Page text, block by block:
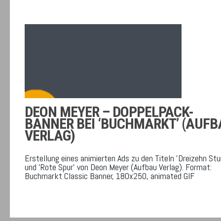
DEON MEYER – DOPPELPACK-
BANNER BEI ‘BUCHMARKT’
VERLAG)
Erstellung eines animierten Ads zu den Titeln 'Dreizehn
und 'Rote Spur' von Deon Meyer (Aufbau Verlag). Format:
Buchmarkt Classic Banner, 180x250, animated GIF